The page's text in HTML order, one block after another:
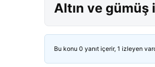
Altın ve gümüş
Bu konu 0 yanıt içerir, 1 izleyen